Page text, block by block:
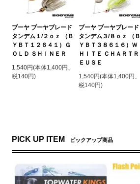
ブーヤ ブーヤブレード
タンデム１/２ｏｚ （Ｂ
ＹＢＴ１２６４１）Ｇ
ＯＬＤ ＳＨＩＮＥＲ
1,540円(本体1,400円、
税140円)
ブーヤ ブーヤブレード
タンデム３/８ｏｚ （Ｂ
ＹＢＴ３８６１６）Ｗ
ＨＩＴＥ ＣＨＡＲＴＲ
ＥＵＳＥ
1,540円(本体1,400円、
税140円)
PICK UP ITEM ピックアップ商品